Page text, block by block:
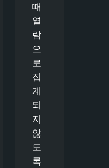
때
열
람
으
로
집
계
되
지
않
도
록